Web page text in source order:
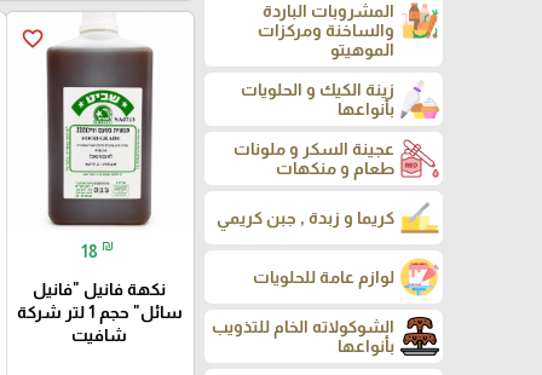
المشروبات الباردة
والساخنة ومركزات
الموهيتو
زينة الكيك و الحلويات
بأنواعها
عجينة السكر و ملونات
طعام و منكهات
كريما و زبدة , جبن كريمي
لوازم عامة للحلويات
الشوكولاته الخام للتذويب
بأنواعها
favorite_border
18 ₪
نكهة فانيل "فانيل
سائل" حجم 1 لتر شركة
شافيت